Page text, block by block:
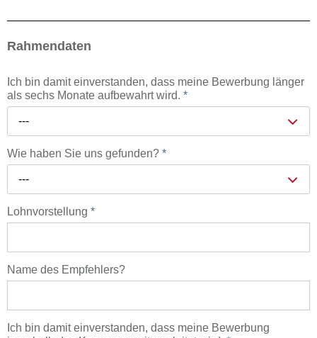
Rahmendaten
Ich bin damit einverstanden, dass meine Bewerbung länger
als sechs Monate aufbewahrt wird. *
---
Wie haben Sie uns gefunden? *
---
Lohnvorstellung *
Name des Empfehlers?
Ich bin damit einverstanden, dass meine Bewerbung